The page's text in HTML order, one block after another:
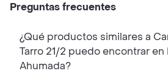
Preguntas frecuentes
¿Qué productos similares a Care Plus Gasa
Tarro 21/2 puedo encontrar en Farmacias
Ahumada?